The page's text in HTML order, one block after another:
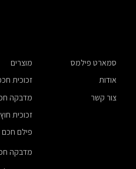
מוצרים
זכוכית
מדבקה
זכוכית
פילם חכם
מדבקה
סמארט פילמס
אודות
צור קשר